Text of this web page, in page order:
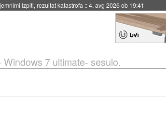
izpiti, rezultat katastrofa ::4. avg 2026 ob 19:41
Windows 7 ultimate- sesulo.